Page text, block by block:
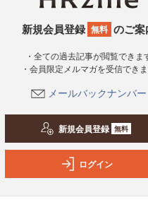
新規会員登録 無料 のご案
・全ての過去記事が閲覧できま
・会員限定メルマガを受信でき
メールバックナンバー
新規会員登録 無料
ログイン